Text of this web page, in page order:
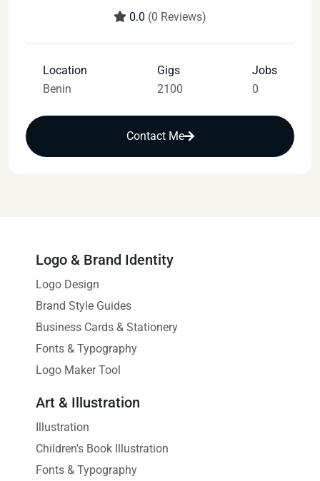
0.0 (0 Reviews)
Location
Benin
Gigs
2100
Jobs
0
Contact Me
Logo & Brand Identity
Logo Design
Brand Style Guides
Business Cards & Stationery
Fonts & Typography
Logo Maker Tool
Art & Illustration
Illustration
Children's Book Illustration
Fonts & Typography